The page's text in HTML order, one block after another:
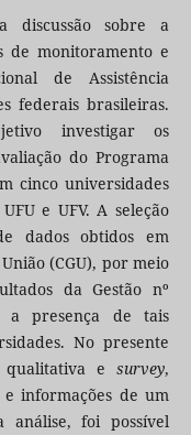
discussão sobre a
de monitoramento e
de Assistência
federais brasileiras.
investigar os
do Programa
cinco universidades
e UFV. A seleção
dados obtidos em
(CGU), por meio
da Gestão nº
a presença de tais
No presente
qualitativa esurvey,
informações de um
análise, foi possível